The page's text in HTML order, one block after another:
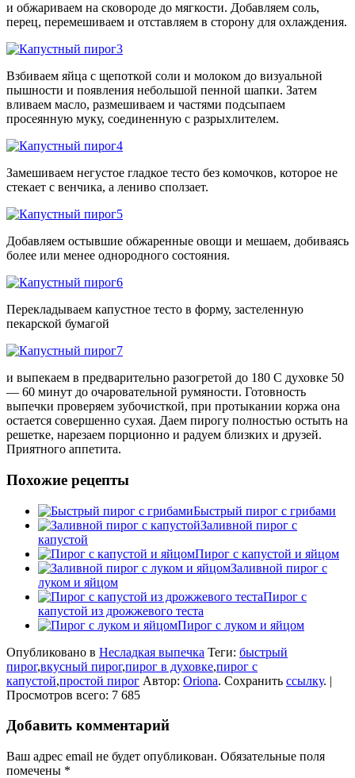
и обжариваем на сковороде до мягкости. Добавляем соль,
перец, перемешиваем и отставляем в сторону для охлаждения.
Взбиваем яйца с щепоткой соли и молоком до визуальной
пышности и появления небольшой пенной шапки. Затем
вливаем масло, размешиваем и частями подсыпаем
просеянную муку, соединенную с разрыхлителем.
Замешиваем негустое гладкое тесто без комочков, которое не
стекает с венчика, а лениво сползает.
Добавляем остывшие обжаренные овощи и мешаем, добиваясь
более или менее однородного состояния.
Перекладываем капустное тесто в форму, застеленную
пекарской бумагой
и выпекаем в предварительно разогретой до 180 С духовке 50
— 60 минут до очаровательной румяности. Готовность
выпечки проверяем зубочисткой, при протыкании коржа она
остается совершенно сухая. Даем пирогу полностью остыть на
решетке, нарезаем порционно и радуем близких и друзей.
Приятного аппетита.
Похожие рецепты
Быстрый пирог с грибами
Заливной пирог с
капустой
Пирог с капустой и яйцом
Заливной пирог с
луком и яйцом
Пирог с
капустой из дрожжевого теста
Пирог с луком и яйцом
Опубликовано в Несладкая выпечка Теги: быстрый
пирог,вкусный пирог,пирог в духовке,пирог с
капустой,простой пирог Автор: Oriona. Сохранить ссылку. |
Просмотров всего: 7 685
Добавить комментарий
Ваш адрес email не будет опубликован. Обязательные поля
помечены *